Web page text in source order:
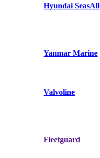
Hyundai SeasAll
Yanmar Marine
Valvoline
Fleetguard